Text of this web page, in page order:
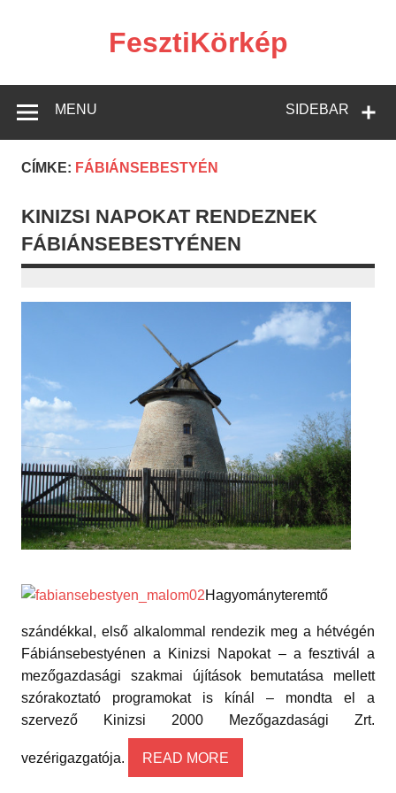
FesztiKörkép
SIDEBAR
MENU
CÍMKE: FÁBIÁNSEBESTYÉN
KINIZSI NAPOKAT RENDEZNEK
FÁBIÁNSEBESTYÉNEN
Hagyományteremtő
szándékkal, első alkalommal rendezik meg a hétvégén
Fábiánsebestyénen a Kinizsi Napokat – a fesztivál a
mezőgazdasági szakmai újítások bemutatása mellett
szórakoztató programokat is kínál – mondta el a
szervező Kinizsi 2000 Mezőgazdasági Zrt.
vezérigazgatója. READ MORE